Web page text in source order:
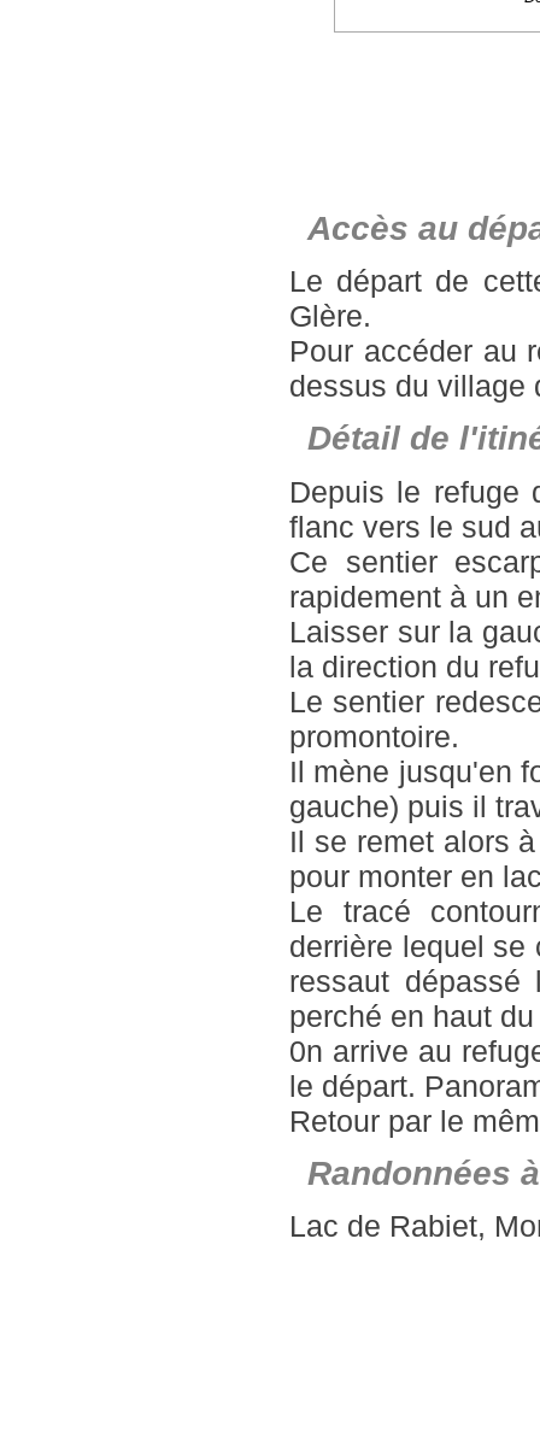
Accès au
Le départ de
Glère.
Pour accéder au
dessus du village
Détail de
Depuis le refuge
flanc vers le sud
Ce sentier
rapidement à un
Laisser sur la
la direction du
Le sentier
promontoire.
Il mène jusqu'en
gauche) puis il
Il se remet alors
pour monter en
Le tracé
derrière lequel se
ressaut
perché en haut
0n arrive au
le départ.
Retour par le
Randonnées
Lac de Rabiet,